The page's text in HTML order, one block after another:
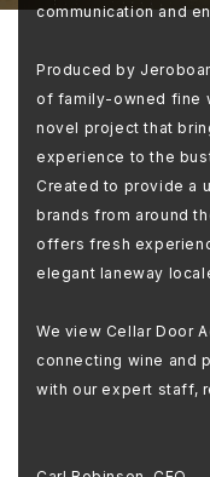
communication and
Produced by
of family-owned fine
novel project that
experience to the
Created to provide a
brands from around
offers fresh
elegant laneway
We view Cellar Door
connecting wine and
with our expert staff,